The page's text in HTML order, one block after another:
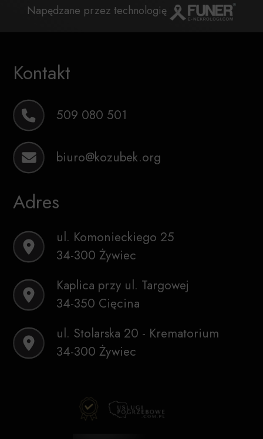
Napędzane przez technologię
Kontakt
509 080 501
biuro@kozubek.org
Adres
ul. Komonieckiego 25
34-300 Żywiec
Kaplica przy ul. Targowej
34-350 Cięcina
ul. Stolarska 20 - Krematorium
34-300 Żywiec